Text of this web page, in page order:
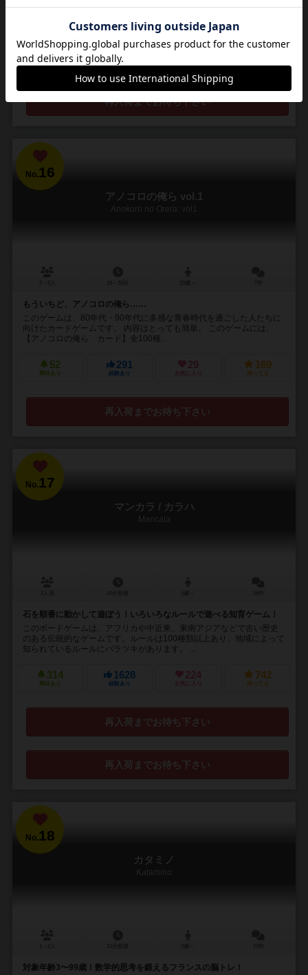
2017年のフランス年間ゲーム大賞受賞作です。 人気の謎解き脱出ゲー
時間がきてしまうか、ゲーム終了です...
428
興味あり
1333
経験あり
再入荷までお待ち下さい
No. 16
アノコロの俺ら vol.1
Anokoro no Orera: vol1
もういちど、アノコロの俺ら……
このゲームは、80年代・90年代に多感な青春時代を過ごした人たちに
向けたカードゲームです。 内容はとっても簡単。 このゲームには、
【アノコロの俺ら カード】全100種...
52
興味あり
291
経験あり
29
お気に入り
169
持ってる
再入荷までお待ち下さい
No.17
マンカラ / カラハ
Mancala
石を順番に動かして遊ぼう！いろいろなルールで遊べる知育ゲーム！
このボードゲームは、アフリカや中近東、東南アジアなどで古い歴史
のある伝統的なゲームです。ルールは100種類以上あり、地域によって
知られているルールにバラツキがあります。 ...
314
興味あり
1628
経験あり
224
お気に入り
742
持ってる
再入荷までお待ち下さい
再入荷までお待ち下さい
No.18
カタミノ
Katamino
対象年齢3〜99歳！数学的思考を鍛えるフランスの脳トレ！